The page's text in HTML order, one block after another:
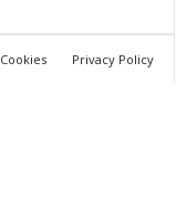
Cookies Privacy Policy